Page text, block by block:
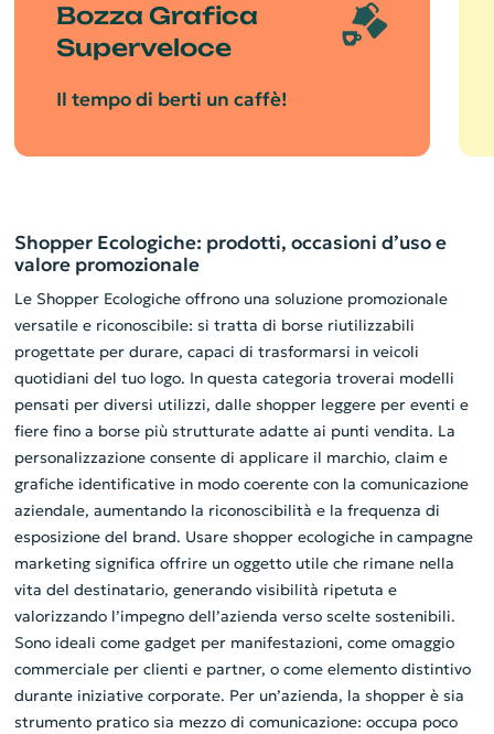
Bozza Grafica
Superveloce
Il tempo di berti un caffè!
Shopper Ecologiche: prodotti, occasioni d’uso e
valore promozionale
Le Shopper Ecologiche offrono una soluzione promozionale
versatile e riconoscibile: si tratta di borse riutilizzabili
progettate per durare, capaci di trasformarsi in veicoli
quotidiani del tuo logo. In questa categoria troverai modelli
pensati per diversi utilizzi, dalle shopper leggere per eventi e
fiere fino a borse più strutturate adatte ai punti vendita. La
personalizzazione consente di applicare il marchio, claim e
grafiche identificative in modo coerente con la comunicazione
aziendale, aumentando la riconoscibilità e la frequenza di
esposizione del brand. Usare shopper ecologiche in campagne
marketing significa offrire un oggetto utile che rimane nella
vita del destinatario, generando visibilità ripetuta e
valorizzando l’impegno dell’azienda verso scelte sostenibili.
Sono ideali come gadget per manifestazioni, come omaggio
commerciale per clienti e partner, o come elemento distintivo
durante iniziative corporate. Per un’azienda, la shopper è sia
strumento pratico sia mezzo di comunicazione: occupa poco